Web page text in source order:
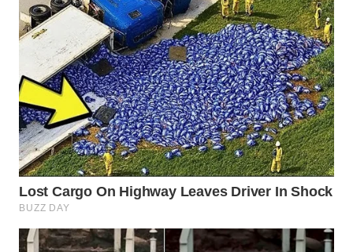
WN
CIANJUR
WN
KEPULAUAN
SERIBU
WN
TANGERANG
WN
BINJAI